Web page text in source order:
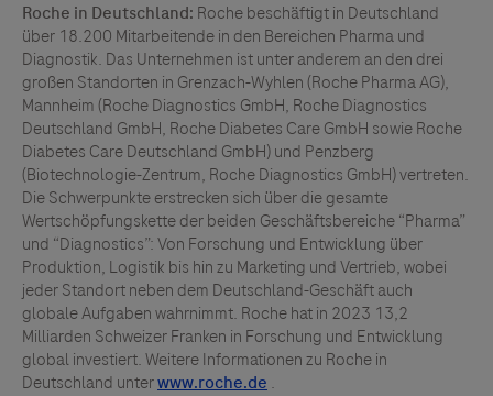
Roche in Deutschland: Roche beschäftigt in Deutschland
über 18.200 Mitarbeitende in den Bereichen Pharma und
Diagnostik. Das Unternehmen ist unter anderem an den drei
großen Standorten in Grenzach-Wyhlen (Roche Pharma AG),
Mannheim (Roche Diagnostics GmbH, Roche Diagnostics
Deutschland GmbH, Roche Diabetes Care GmbH sowie Roche
Diabetes Care Deutschland GmbH) und Penzberg
(Biotechnologie-Zentrum, Roche Diagnostics GmbH) vertreten.
Die Schwerpunkte erstrecken sich über die gesamte
Wertschöpfungskette der beiden Geschäftsbereiche “Pharma”
und “Diagnostics”: Von Forschung und Entwicklung über
Produktion, Logistik bis hin zu Marketing und Vertrieb, wobei
jeder Standort neben dem Deutschland-Geschäft auch
globale Aufgaben wahrnimmt. Roche hat in 2023 13,2
Milliarden Schweizer Franken in Forschung und Entwicklung
global investiert. Weitere Informationen zu Roche in
Deutschland unter
.